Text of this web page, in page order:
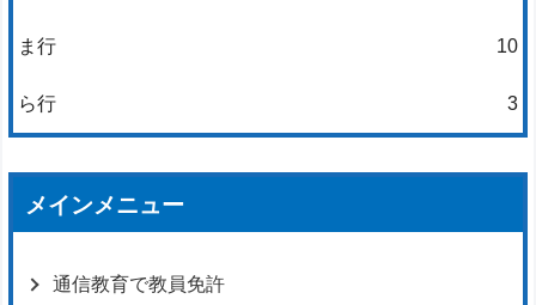
ま行 10
ら行 3
メインメニュー
通信教育で教員免許